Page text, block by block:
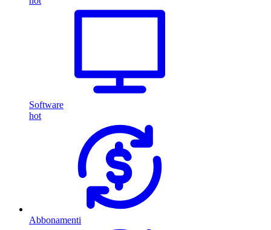
Software
hot
Abbonamenti